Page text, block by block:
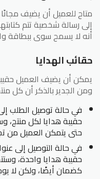
متاح للعميل أن يضيف مجانًا
إلى رسالة شخصية تتم
أنه لا يسمح سوى ببطاقة
حقائب الهدايا
يمكن أن يضيف العميل
ومن الجدير بالذكر أن كل
في حالة توصيل الطلب
حقيبة هدايا لكل منتج،
حتى يتمكن العميل من
في حالة التوصيل إلى
حقيبة هدايا واحدة،
كضمان أيضًا، ولكن لا